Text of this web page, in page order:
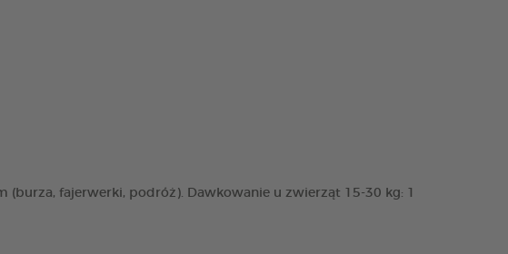
fajerwerki, podróż). Dawkowanie u zwierząt 15-30 kg: 1